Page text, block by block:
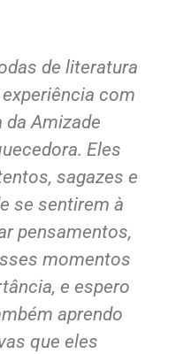
de literatura
com
da Amizade
Eles
sagazes e
se sentirem à
pensamentos,
momentos
e espero
aprendo
que eles